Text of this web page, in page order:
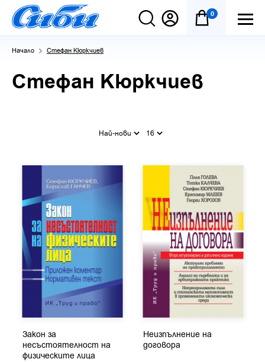
0
Начало Стефан Кюркчиев
Стефан Кюркчиев
Най-нови 16
Закон за
несъстоятелност на
физическите лица
Неизпълнение на
договора